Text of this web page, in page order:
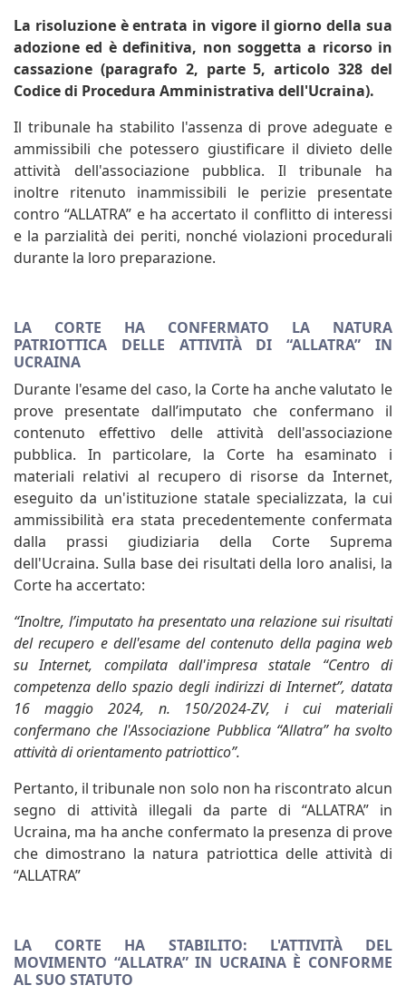
La risoluzione è entrata in vigore il giorno della sua
adozione ed è definitiva, non soggetta a ricorso in
cassazione (paragrafo 2, parte 5, articolo 328 del
Codice di Procedura Amministrativa dell'Ucraina).
Il tribunale ha stabilito l'assenza di prove adeguate e
ammissibili che potessero giustificare il divieto delle
attività dell'associazione pubblica. Il tribunale ha
inoltre ritenuto inammissibili le perizie presentate
contro “ALLATRA” e ha accertato il conflitto di interessi
e la parzialità dei periti, nonché violazioni procedurali
durante la loro preparazione.
LA CORTE HA CONFERMATO LA NATURA
PATRIOTTICA DELLE ATTIVITÀ DI “ALLATRA” IN
UCRAINA
Durante l'esame del caso, la Corte ha anche valutato le
prove presentate dall’imputato che confermano il
contenuto effettivo delle attività dell'associazione
pubblica. In particolare, la Corte ha esaminato i
materiali relativi al recupero di risorse da Internet,
eseguito da un'istituzione statale specializzata, la cui
ammissibilità era stata precedentemente confermata
dalla prassi giudiziaria della Corte Suprema
dell'Ucraina. Sulla base dei risultati della loro analisi, la
Corte ha accertato:
“Inoltre, l’imputato ha presentato una relazione sui risultati
del recupero e dell'esame del contenuto della pagina web
su Internet, compilata dall'impresa statale “Centro di
competenza dello spazio degli indirizzi di Internet”, datata
16 maggio 2024, n. 150/2024-ZV, i cui materiali
confermano che l'Associazione Pubblica “Allatra” ha svolto
attività di orientamento patriottico”.
Pertanto, il tribunale non solo non ha riscontrato alcun
segno di attività illegali da parte di “ALLATRA” in
Ucraina, ma ha anche confermato la presenza di prove
che dimostrano la natura patriottica delle attività di
“ALLATRA”
LA CORTE HA STABILITO: L'ATTIVITÀ DEL
MOVIMENTO “ALLATRA” IN UCRAINA È CONFORME
AL SUO STATUTO